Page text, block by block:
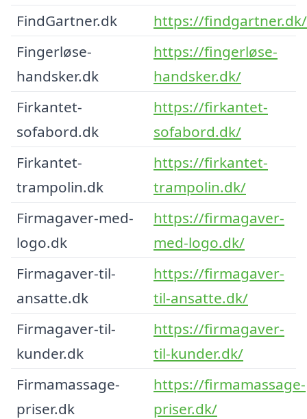
FindGartner.dk
https://findgartner.dk/
Fingerløse-
handsker.dk
https://fingerløse-
handsker.dk/
Firkantet-
sofabord.dk
https://firkantet-
sofabord.dk/
Firkantet-
trampolin.dk
https://firkantet-
trampolin.dk/
Firmagaver-med-
logo.dk
https://firmagaver-
med-logo.dk/
Firmagaver-til-
ansatte.dk
https://firmagaver-
til-ansatte.dk/
Firmagaver-til-
kunder.dk
https://firmagaver-
til-kunder.dk/
Firmamassage-
priser.dk
https://firmamassage-
priser.dk/